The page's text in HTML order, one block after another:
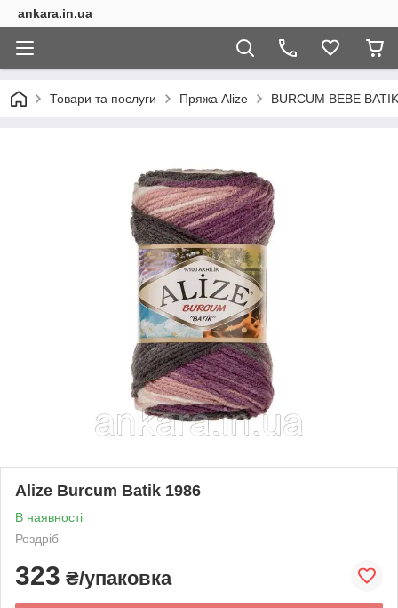
ankara.in.ua
Товари та послуги Пряжа Alize BURCUM BEBE BATIK
Alize Burcum Batik 1986
В наявності
Роздріб
323 ₴/упаковка